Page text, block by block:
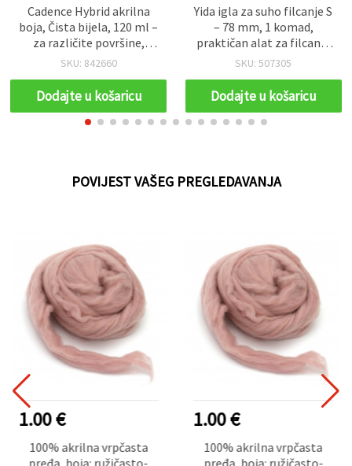
Cadence Hybrid akrilna
boja, Čista bijela, 120 ml –
za različite površine,
netoksična i brzosušeća,
doma na drvu, metalu,
staklu, keramici, plastici i
platnu
SKU: 842660
Dodajte u košaricu
Yida igla za suho filcanje S
– 78 mm, 1 komad,
praktičan alat za filcanje
vune
SKU: 507305
Dodajte u košaricu
POVIJEST VAŠEG PREGLEDAVANJA
1.00 €
100% akrilna vrpčasta
pređa, boja: ružičasto-
1.00 €
100% akrilna vrpčasta
pređa, boja: ružičasto-